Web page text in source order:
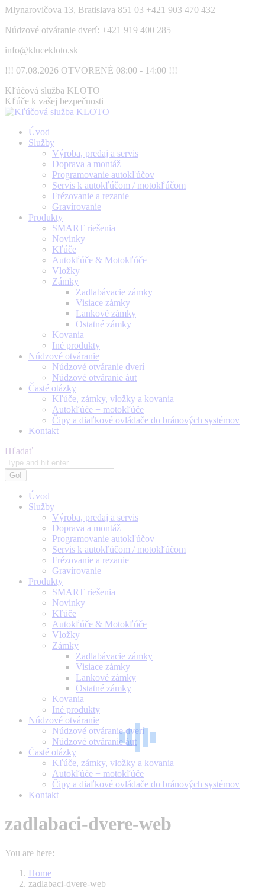
Skip
content
Mlynarovičova 13, Bratislava 851 03 +421 903 470 432
Núdzové otváranie dverí: +421 919 400 285
info@klucekloto.sk
!!! 07.08.2026 OTVORENÉ 08:00 - 14:00 !!!
Facebook
page
opens
new
window
Kľúčová služba KLOTO
Kľúče k vašej bezpečnosti
Úvod
Služby
Výroba, predaj a servis
Doprava a montáž
Programovanie autokľúčov
Servis k autokľúčom / motokľúčom
Frézovanie a rezanie
Gravírovanie
Produkty
SMART riešenia
Novinky
Kľúče
Autokľúče & Motokľúče
Vložky
Zámky
Zadlabávacie zámky
Visiace zámky
Lankové zámky
Ostatné zámky
Kovania
Iné produkty
Núdzové otváranie
Núdzové otváranie dverí
Núdzové otváranie áut
Časté otázky
Kľúče, zámky, vložky a kovania
Autokľúče + motokľúče
Čipy a diaľkové ovládače do bránových systémov
Kontakt
Search:
Hľadať
Úvod
Služby
Výroba, predaj a servis
Doprava a montáž
Programovanie autokľúčov
Servis k autokľúčom / motokľúčom
Frézovanie a rezanie
Gravírovanie
Produkty
SMART riešenia
Novinky
Kľúče
Autokľúče & Motokľúče
Vložky
Zámky
Zadlabávacie zámky
Visiace zámky
Lankové zámky
Ostatné zámky
Kovania
Iné produkty
Núdzové otváranie
Núdzové otváranie dverí
Núdzové otváranie áut
Časté otázky
Kľúče, zámky, vložky a kovania
Autokľúče + motokľúče
Čipy a diaľkové ovládače do bránových systémov
Kontakt
zadlabaci-dvere-web
You are here:
Home
zadlabaci-dvere-web